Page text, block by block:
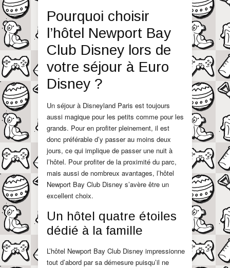
Pourquoi choisir
l’hôtel Newport Bay
Club Disney lors de
votre séjour à Euro
Disney ?
Un séjour à Disneyland Paris est toujours
aussi magique pour les petits comme pour les
grands. Pour en profiter pleinement, il est
donc préférable d’y passer au moins deux
jours, ce qui implique de passer une nuit à
l’hôtel. Pour profiter de la proximité du parc,
mais aussi de nombreux avantages, l’hôtel
Newport Bay Club Disney s’avère être un
excellent choix.
Un hôtel quatre étoiles
dédié à la famille
L’hôtel Newport Bay Club Disney impressionne
tout d’abord par sa démesure puisqu’il ne